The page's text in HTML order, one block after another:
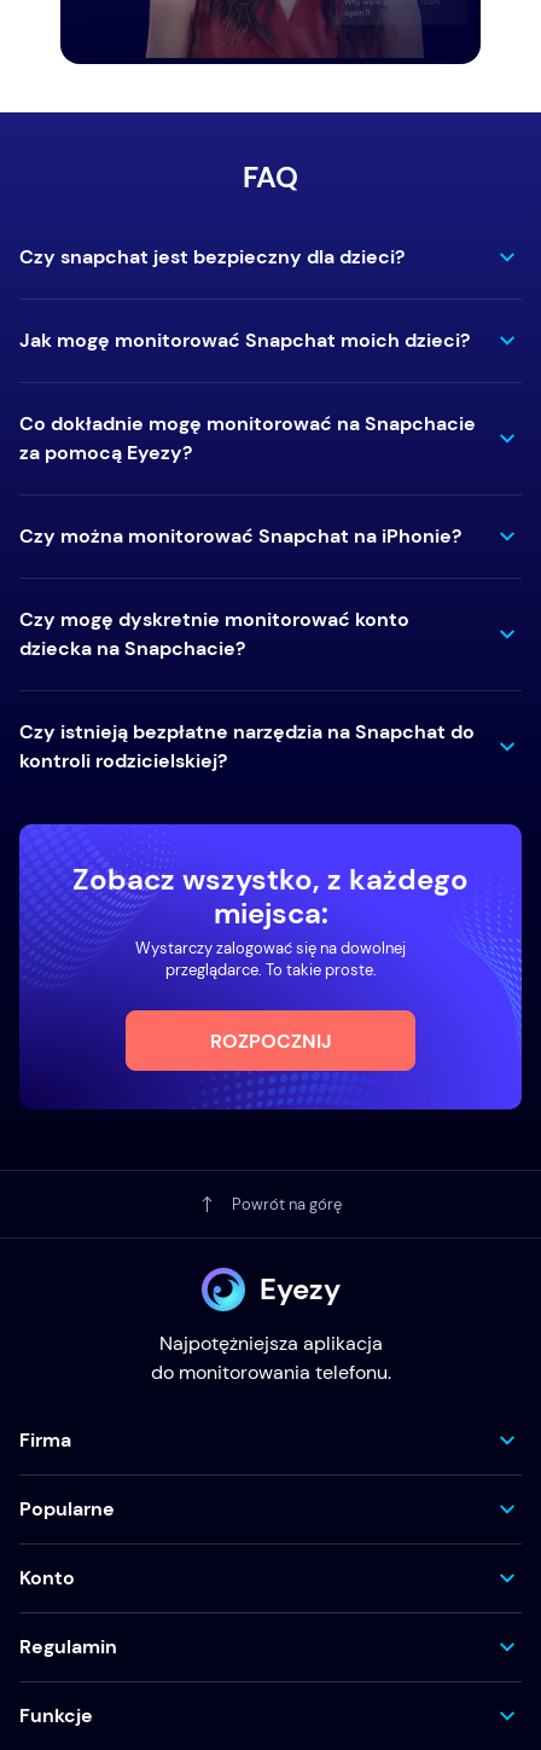
FAQ
Czy snapchat jest bezpieczny dla dzieci?
Jak mogę monitorować Snapchat moich dzieci?
Co dokładnie mogę monitorować na Snapchacie
za pomocą Eyezy?
Czy można monitorować Snapchat na iPhonie?
Czy mogę dyskretnie monitorować konto
dziecka na Snapchacie?
Czy istnieją bezpłatne narzędzia na Snapchat do
kontroli rodzicielskiej?
Zobacz wszystko, z każdego
miejsca:
Wystarczy zalogować się na dowolnej
przeglądarce. To takie proste.
ROZPOCZNIJ
Powrót na górę
Eyezy
Najpotężniejsza aplikacja
do monitorowania telefonu.
Firma
Popularne
Konto
Regulamin
Funkcje